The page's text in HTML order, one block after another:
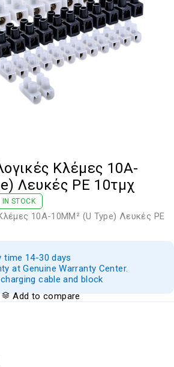
Κλέμες 10A-
Λευκές PE 10τμχ
IN STOCK
10A-10MM² (U Type) Λευκές PE
time 14-30 days
at Genuine Warranty Center.
cable and block
Add to compare